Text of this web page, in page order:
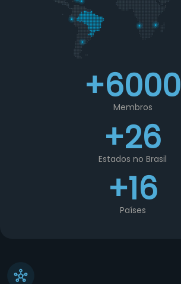
+6000
Membros
+26
Estados no Brasil
+16
Países